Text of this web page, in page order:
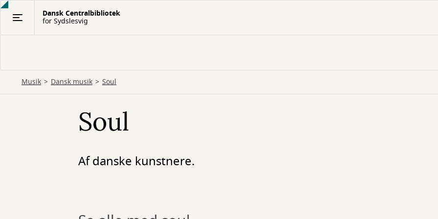
Gå
Dansk Centralbibliotek
for Sydslesvig
Musik Dansk musik Soul
Soul
Af danske kunstnere.